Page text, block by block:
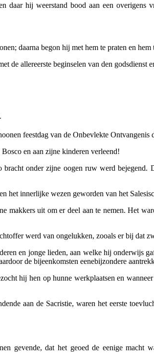
daar hij weerstand bood aan een
daarna begon hij met hem te praten en hem
de allereerste beginselen van den godsdienst
feestdag van de Onbevlekte Ontvangenis
en aan zijne kinderen verleend!
onder zijne oogen ruw werd
het innerlijke wezen geworden van het
uit om er deel aan te nemen. Het
werd van ongelukken, zooals er bij dat
en jonge lieden, aan welke hij onderwijs
de bijeenkomsten eenebijzondere
hij hen op hunne werkplaatsen en
aan de Sacristie, waren het eerste
gevende, dat het geoed de eenige